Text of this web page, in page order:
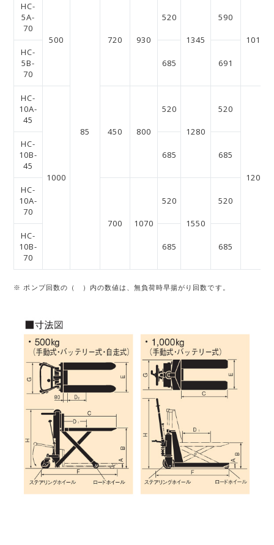
HC-
5A-
70
500
85
720 930
520
1345
590
1015
HC-
5B-
70
685 691
HC-
10A-
45
1000
450 800
520
1280
520
1200
HC-
10B-
45
685 685
HC-
10A-
70
700
1070
520
1550
520
HC-
10B-
70
685 685
※ ポンプ回数の（ ）内の数値は、無負荷時早揚がり回数です。